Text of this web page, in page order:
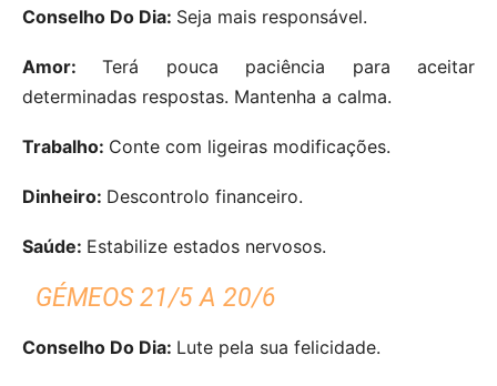
Conselho Do Dia: Seja mais responsável.
Amor:Terá pouca paciência para aceitar
determinadas respostas. Mantenha a calma.
Trabalho: Conte com ligeiras modificações.
Dinheiro: Descontrolo financeiro.
Saúde: Estabilize estados nervosos.
GÉMEOS 21/5 A 20/6
Conselho Do Dia: Lute pela sua felicidade.